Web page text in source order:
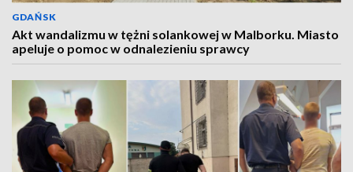
GDAŃSK
Akt wandalizmu w tężni solankowej w Malborku. Miasto
apeluje o pomoc w odnalezieniu sprawcy